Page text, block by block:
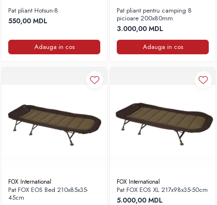
Pat pliant Hotsun-8
550,00 MDL
Adauga in cos
Pat pliant pentru camping 8
picioare 200x80mm
3.000,00 MDL
Adauga in cos
FOX International
Pat FOX EOS Bed 210x85x35-
45cm
FOX International
Pat FOX EOS XL 217x98x35-50cm
5.000,00 MDL